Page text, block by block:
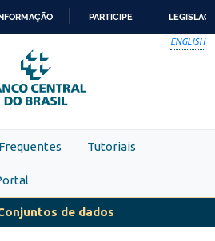
PARA
O
CONTEÚDO
PARTICIPE
ENGLISH
Tutoriais
de dados